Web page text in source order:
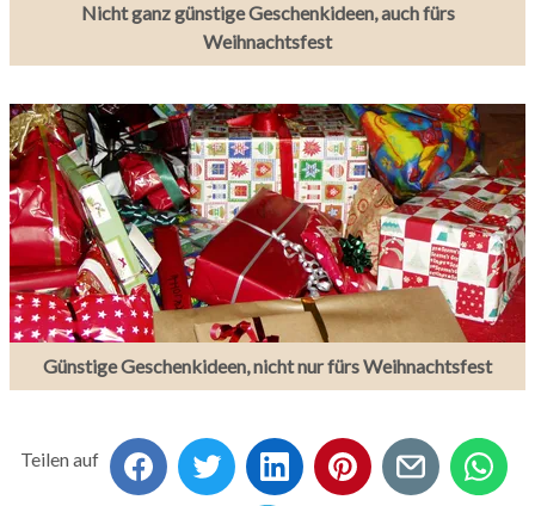
Nicht ganz günstige Geschenkideen, auch fürs
Weihnachtsfest
Günstige Geschenkideen, nicht nur fürs Weihnachtsfest
Teilen auf